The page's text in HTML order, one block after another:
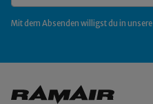
Mit dem Absenden willigst du in unsere